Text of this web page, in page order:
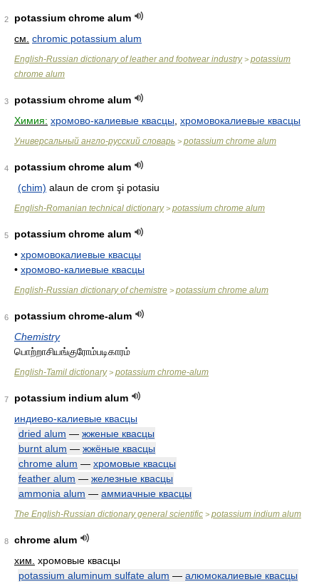
2
potassium chrome alum
см. chromic potassium alum
English-Russian dictionary of leather and footwear industry> potassium
chrome alum
3
potassium chrome alum
Химия: хромово-калиевые квасцы хромовокалиевые квасцы
Универсальный англо-русский словарь > potassium chrome alum
4
potassium chrome alum
(chim) alaun de crom şi potasiu
English-Romanian technical dictionary> potassium chrome alum
5
potassium chrome alum
• хромовокалиевые квасцы
• хромово-калиевые квасцы
English-Russian dictionary of chemistre > potassium chrome alum
6
potassium chrome-alum
Chemistry
பொற்றாசியங்குரோம்படிகாரம்
English-Tamil dictionary> potassium chrome-alum
7
potassium indium alum
индиево-калиевые квасцы
dried alum — жженые квасцы
burnt alum — жжёные квасцы
chrome alum — хромовые квасцы
feather alum — железные квасцы
ammonia alum — аммиачные квасцы
The English-Russian dictionary general scientific > potassium indium alum
8
chrome alum
хим. хромовые квасцы
potassium aluminum sulfate alum — алюмокалиевые квасцы